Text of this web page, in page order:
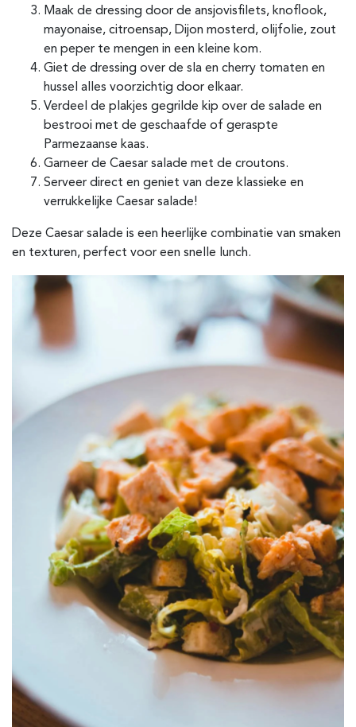
Maak de dressing door de ansjovisfilets, knoflook,
mayonaise, citroensap, Dijon mosterd, olijfolie, zout
en peper te mengen in een kleine kom.
Giet de dressing over de sla en cherry tomaten en
hussel alles voorzichtig door elkaar.
Verdeel de plakjes gegrilde kip over de salade en
bestrooi met de geschaafde of geraspte
Parmezaanse kaas.
Garneer de Caesar salade met de croutons.
Serveer direct en geniet van deze klassieke en
verrukkelijke Caesar salade!
Deze Caesar salade is een heerlijke combinatie van smaken
en texturen, perfect voor een snelle lunch.